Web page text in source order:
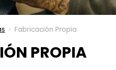
> Fabricación Propia
PROPIA